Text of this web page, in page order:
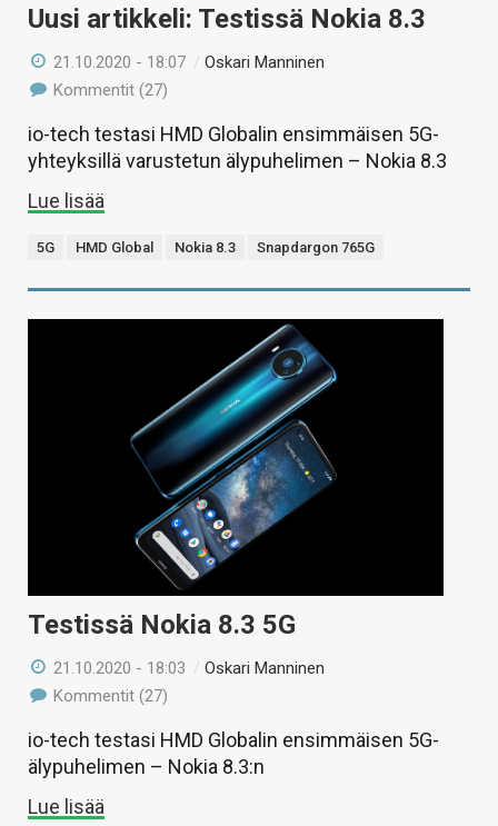
Uusi artikkeli: Testissä Nokia 8.3
21.10.2020 - 18:07 /Oskari Manninen
Kommentit (27)
io-tech testasi HMD Globalin ensimmäisen 5G-
yhteyksillä varustetun älypuhelimen – Nokia 8.3
Lue lisää
5G HMD Global Nokia 8.3 Snapdargon 765G
Testissä Nokia 8.3 5G
21.10.2020 - 18:03 /Oskari Manninen
Kommentit (27)
io-tech testasi HMD Globalin ensimmäisen 5G-
älypuhelimen – Nokia 8.3:n
Lue lisää